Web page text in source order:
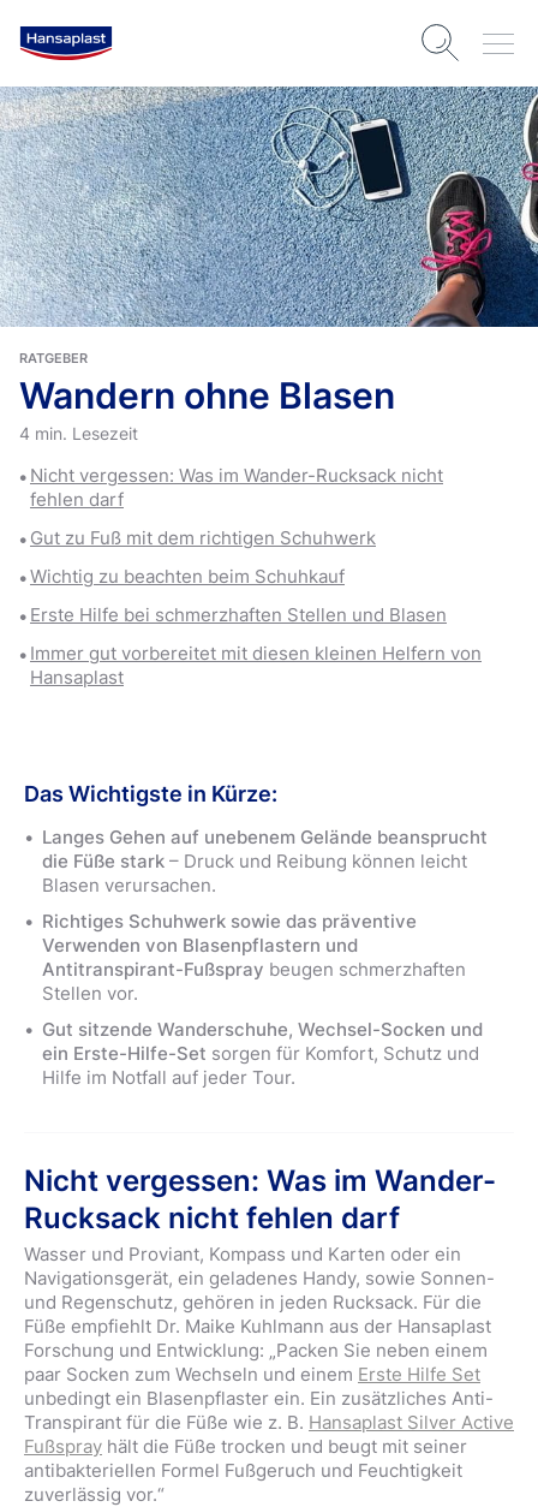
RATGEBER
Wandern ohne Blasen
4 min. Lesezeit
Nicht vergessen: Was im Wander-Rucksack nicht
fehlen darf
Gut zu Fuß mit dem richtigen Schuhwerk
Wichtig zu beachten beim Schuhkauf
Erste Hilfe bei schmerzhaften Stellen und Blasen
Immer gut vorbereitet mit diesen kleinen Helfern von
Hansaplast
Das Wichtigste in Kürze:
Langes Gehen auf unebenem Gelände beansprucht
die Füße stark – Druck und Reibung können leicht
Blasen verursachen.
Richtiges Schuhwerk sowie das präventive
Verwenden von Blasenpflastern und
Antitranspirant-Fußspray beugen schmerzhaften
Stellen vor.
Gut sitzende Wanderschuhe, Wechsel-Socken und
ein Erste-Hilfe-Set sorgen für Komfort, Schutz und
Hilfe im Notfall auf jeder Tour.
Nicht vergessen: Was im Wander-
Rucksack nicht fehlen darf
Wasser und Proviant, Kompass und Karten oder ein
Navigationsgerät, ein geladenes Handy, sowie Sonnen-
und Regenschutz, gehören in jeden Rucksack. Für die
Füße empfiehlt Dr. Maike Kuhlmann aus der Hansaplast
Forschung und Entwicklung: „Packen Sie neben einem
paar Socken zum Wechseln und einem Erste Hilfe Set
unbedingt ein Blasenpflaster ein. Ein zusätzliches Anti-
Transpirant für die Füße wie z. B. Hansaplast Silver Active
Fußspray hält die Füße trocken und beugt mit seiner
antibakteriellen Formel Fußgeruch und Feuchtigkeit
zuverlässig vor.“